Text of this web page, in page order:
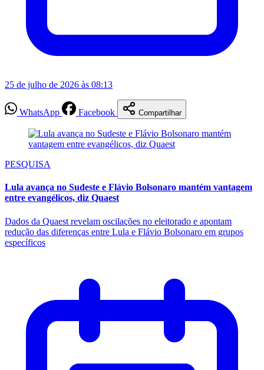
25 de julho de 2026 às 08:13
WhatsApp Facebook Compartilhar
PESQUISA
Lula avança no Sudeste e Flávio Bolsonaro mantém vantagem
entre evangélicos, diz Quaest
Dados da Quaest revelam oscilações no eleitorado e apontam
redução das diferenças entre Lula e Flávio Bolsonaro em grupos
específicos